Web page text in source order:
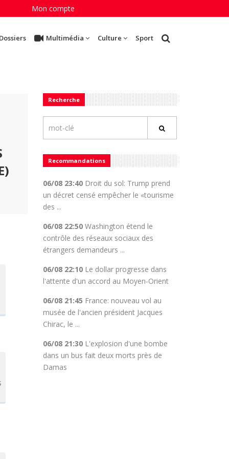
Mon compte
Multimédia Culture Sport
Recherche
Recommandations
06/08 23:40Droit du sol: Trump prend
un décret censé empêcher le «tourisme
des ...
06/08 22:50Washington étend le
contrôle des réseaux sociaux des
étrangers demandeurs ...
06/08 22:10Le dollar progresse dans
l'attente d'un accord au Moyen-Orient
06/08 21:45 France: nouveau vol au
musée de l'ancien président Jacques
Chirac, le ...
06/08 21:30L'explosion d'une bombe
dans un bus fait deux morts près de
Damas